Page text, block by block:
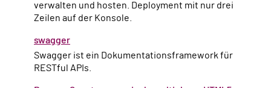
verwalten und hosten. Deployment mit nur drei
Zeilen auf der Konsole.
swagger
Swagger ist ein Dokumentationsframework für
RESTful APIs.